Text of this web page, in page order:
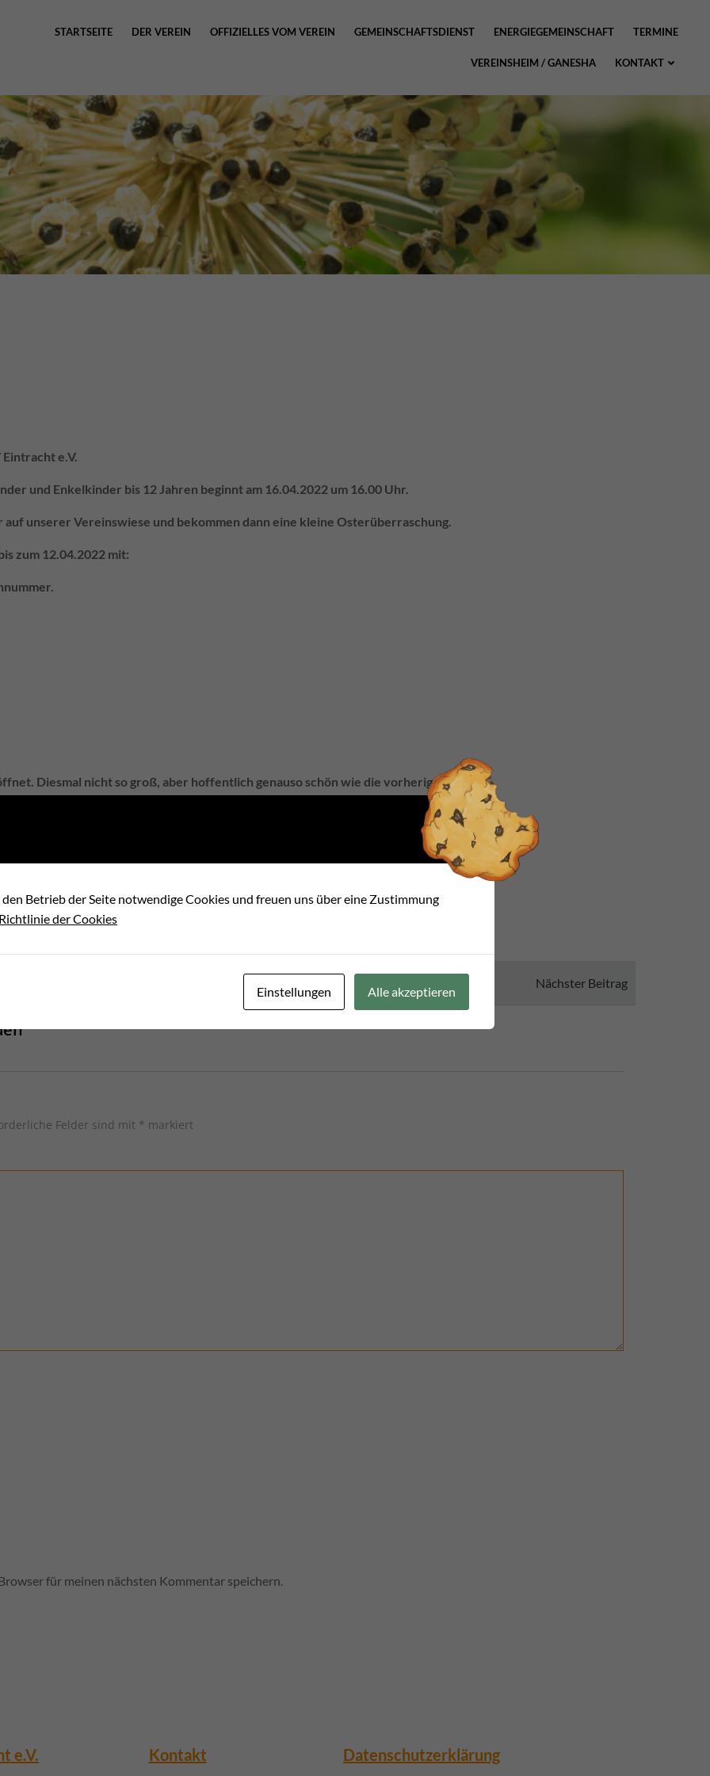
STARTSEITE DER VEREIN OFFIZIELLES VOM VEREIN GEMEINSCHAFTSDIENST ENERGIEGEMEINSCHAFT TERMINE
VEREINSHEIM / GANESHA KONTAKT
e.V.
und Enkelkinder bis 12 Jahren beginnt am 16.04.2022 um 16.00 Uhr.
unserer Vereinswiese und bekommen dann eine kleine Osterüberraschung.
zum 12.04.2022 mit:
Diesmal nicht so groß, aber hoffentlich genauso schön wie die vorherigen Jahre.
und Hähnchenschenkeln, sowie Getränken.
nicht abhalten und zeigt, dass wir das Feiern nicht verlernt haben
navigation
Nächster Beitrag
Felder sind mit * markiert
für meinen nächsten Kommentar speichern.
e.V. Kontakt Datenschutzerklärung
Betrieb der Seite notwendige Cookies und freuen uns über eine Zustimmung
der Cookies
Einstellungen Alle akzeptieren